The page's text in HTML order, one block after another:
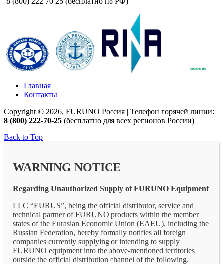
Главная
Контакты
Copyright © 2026, FURUNO Россия | Телефон горячей линии:
8 (800) 222-70-25 (бесплатно для всех регионов России)
Back to Top
WARNING NOTICE
Regarding Unauthorized Supply of FURUNO Equipment
LLC “EURUS”, being the official distributor, service and
technical partner of FURUNO products within the member
states of the Eurasian Economic Union (EAEU), including the
Russian Federation, hereby formally notifies all foreign
companies currently supplying or intending to supply
FURUNO equipment into the above-mentioned territories
outside the official distribution channel of the following.